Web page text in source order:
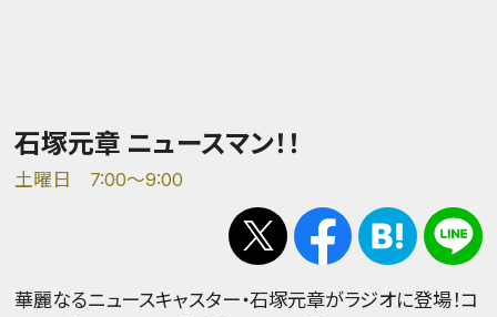
石塚元章 ニュースマン！！
土曜日 7:00～9:00
華麗なるニュースキャスター・石塚元章がラジオに登場！コ